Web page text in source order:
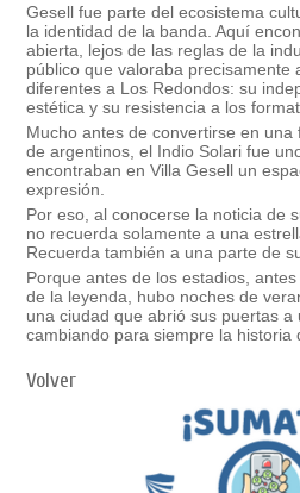
Gesell fue parte del ecosistema
la identidad de la banda. Aquí
abierta, lejos de las reglas de la
público que valoraba precisamente
diferentes a Los Redondos: su
estética y su resistencia a los
Mucho antes de convertirse en
de argentinos, el Indio Solari fue
encontraban en Villa Gesell un
expresión.
Por eso, al conocerse la noticia de
no recuerda solamente a una
Recuerda también a una parte de
Porque antes de los estadios,
de la leyenda, hubo noches de
una ciudad que abrió sus puertas
cambiando para siempre la historia
Volver